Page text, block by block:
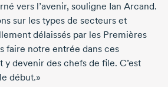
vers l’avenir, souligne Ian Arcand.
sur les types de secteurs et
délaissés par les Premières
faire notre entrée dans ces
y devenir des chefs de file. C’est
début.»